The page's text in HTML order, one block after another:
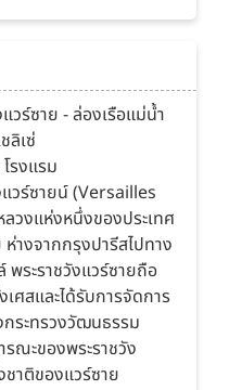
วร์ซาย - ล่องเรือแม่น้ำ
ลิเซ่
รงแรม
วร์ซายน์ (Versailles
วงแห่งหนึ่งของประเทศ
างจากกรุงปารีสไปทาง
พระราชวังแวร์ซายถือ
ศสและได้รับการจัดการ
ระทรวงวัฒนธรรม
ณะของพระราชวัง
าติของแวร์ซาย